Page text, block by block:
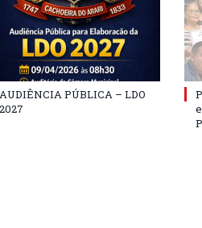
AUDIÊNCIA PÚBLICA – LDO
2027